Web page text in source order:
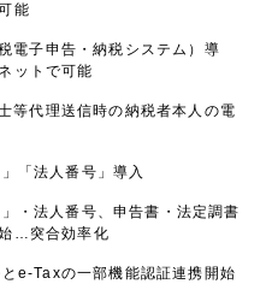
能
電子申告・納税システム）導
ットで可能
等代理送信時の納税者本人の電
「法人番号」導入
・法人番号、申告書・法定調書
…突合効率化
e-Taxの一部機能認証連携開始